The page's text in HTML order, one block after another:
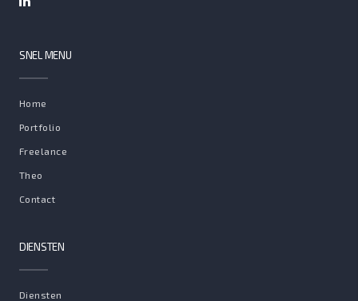
SNEL MENU
Home
Portfolio
Freelance
Theo
Contact
DIENSTEN
Diensten